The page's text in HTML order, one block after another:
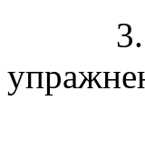
3.